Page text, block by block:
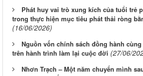
Phát huy vai trò xung kích của tuổi trẻ
trong thực hiện mục tiêu phát thải ròng
(16/06/2026)
Nguồn vốn chính sách đồng hành
trên hành trình làm lại cuộc đời (27/06/
Nhơn Trạch – Một năm chuyển mình